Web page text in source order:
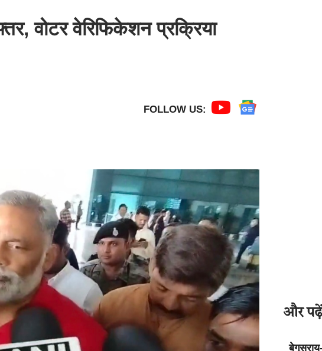
वोटर वेरिफिकेशन प्रक्रिया
FOLLOW US:
और पढ़ें